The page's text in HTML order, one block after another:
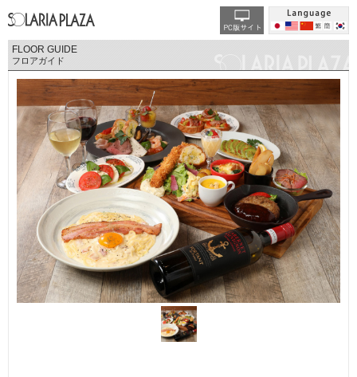
FLOOR GUIDE
フロアガイド